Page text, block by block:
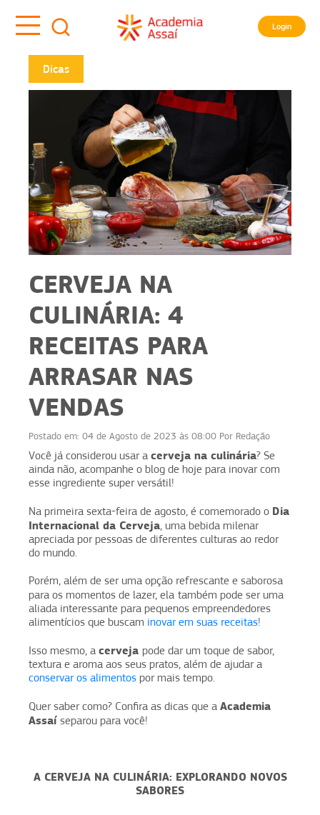
Login
Dicas
CERVEJA NA
CULINÁRIA: 4
RECEITAS PARA
ARRASAR NAS
VENDAS
Postado em: 04 de Agosto de 2023 às 08:00 Por Redação
Você já considerou usar a cerveja na culinária? Se
ainda não, acompanhe o blog de hoje para inovar com
esse ingrediente super versátil!
Na primeira sexta-feira de agosto, é comemorado o Dia
Internacional da Cerveja, uma bebida milenar
apreciada por pessoas de diferentes culturas ao redor
do mundo.
Porém, além de ser uma opção refrescante e saborosa
para os momentos de lazer, ela também pode ser uma
aliada interessante para pequenos empreendedores
alimentícios que buscam inovar em suas receitas!
Isso mesmo, a cerveja pode dar um toque de sabor,
textura e aroma aos seus pratos, além de ajudar a
conservar os alimentos por mais tempo.
Quer saber como? Confira as dicas que a Academia
Assaí separou para você!
A CERVEJA NA CULINÁRIA: EXPLORANDO NOVOS
SABORES